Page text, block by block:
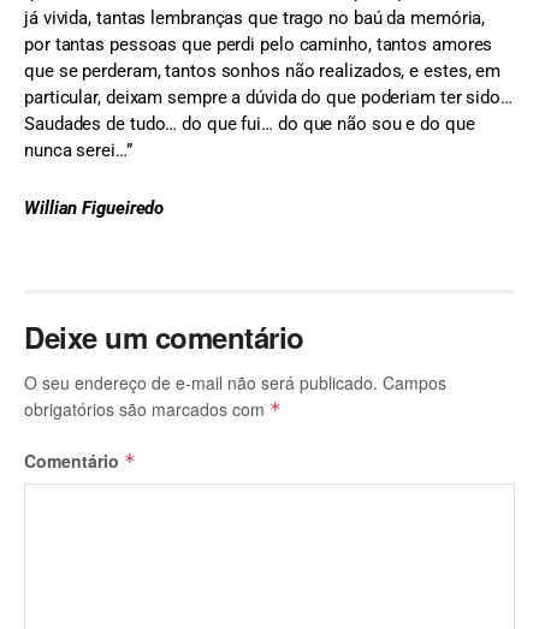
já vivida, tantas lembranças que trago no baú da memória,
por tantas pessoas que perdi pelo caminho, tantos amores
que se perderam, tantos sonhos não realizados, e estes, em
particular, deixam sempre a dúvida do que poderiam ter sido…
Saudades de tudo… do que fui… do que não sou e do que
nunca serei…”
Willian Figueiredo
Deixe um comentário
O seu endereço de e-mail não será publicado. Campos
obrigatórios são marcados com *
Comentário *